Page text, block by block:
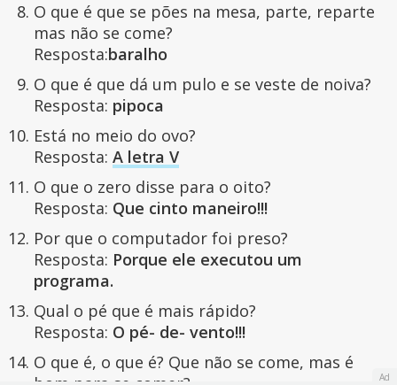
O que é que se pões na mesa, parte, reparte
mas não se come?
Resposta:baralho
O que é que dá um pulo e se veste de noiva?
Resposta: pipoca
Está no meio do ovo?
Resposta: A letra V
O que o zero disse para o oito?
Resposta: Que cinto maneiro!!!
Por que o computador foi preso?
Resposta: Porque ele executou um
programa.
Qual o pé que é mais rápido?
Resposta: O pé- de- vento!!!
O que é, o que é? Que não se come, mas é
Ad